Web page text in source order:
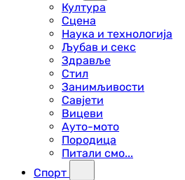
Култура
Сцена
Наука и технологија
Љубав и секс
Здравље
Стил
Занимљивости
Савјети
Вицеви
Ауто-мото
Породица
Питали смо...
Спорт